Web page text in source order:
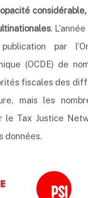
.
par
(OCDE) de
fiscales des
mais les
le Tax Justice
données.